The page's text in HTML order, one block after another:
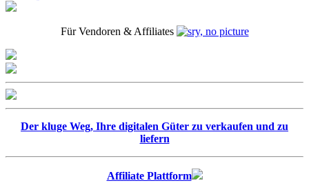
Für Vendoren & Affiliates
Der kluge Weg, Ihre digitalen Güter zu verkaufen und zu
liefern
Affiliate Plattform